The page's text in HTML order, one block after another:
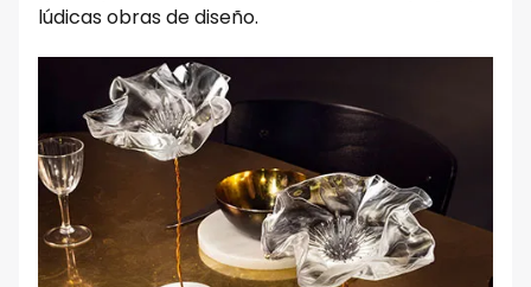
lúdicas obras de diseño.